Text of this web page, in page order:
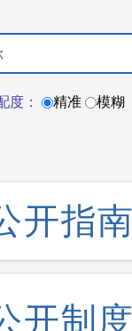
度： 精准 模糊
开指
开制